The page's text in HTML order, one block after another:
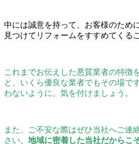
中には誠意を持って、お客様のため
見つけてリフォームをすすめてくる
これまでお伝えした悪質業者の特徴
と、いくら優良な業者でもその場で
わないように、気を付けましょう。
また、ご不安な際はぜひ当社へご連
さい。 地域に密着した当社だからこ